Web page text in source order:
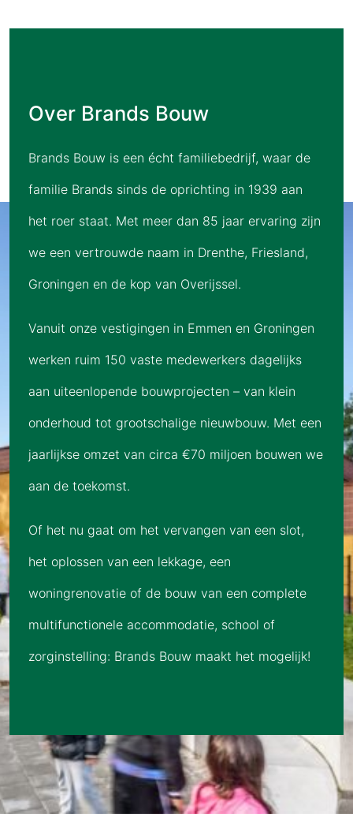
Over Brands Bouw
Brands Bouw is een écht familiebedrijf, waar de
familie Brands sinds de oprichting in 1939 aan
het roer staat. Met meer dan 85 jaar ervaring zijn
we een vertrouwde naam in Drenthe, Friesland,
Groningen en de kop van Overijssel.
Vanuit onze vestigingen in Emmen en Groningen
werken ruim 150 vaste medewerkers dagelijks
aan uiteenlopende bouwprojecten – van klein
onderhoud tot grootschalige nieuwbouw. Met een
jaarlijkse omzet van circa €70 miljoen bouwen we
aan de toekomst.
Of het nu gaat om het vervangen van een slot,
het oplossen van een lekkage, een
woningrenovatie of de bouw van een complete
multifunctionele accommodatie, school of
zorginstelling: Brands Bouw maakt het mogelijk!